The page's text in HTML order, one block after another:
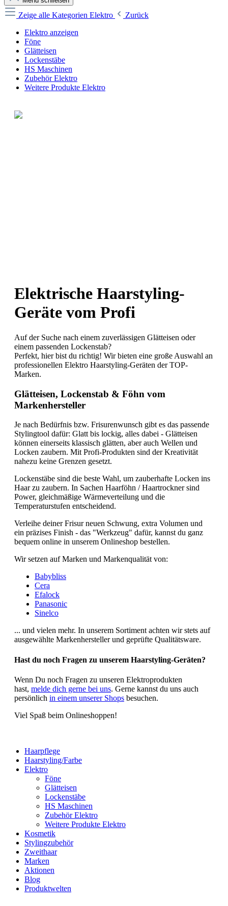
Zeige alle Kategorien Elektro
Zurück
Elektro anzeigen
Föne
Glätteisen
Lockenstäbe
HS Maschinen
Zubehör Elektro
Weitere Produkte Elektro
Elektrische Haarstyling-
Geräte vom Profi
Auf der Suche nach einem zuverlässigen Glätteisen oder
einem passenden Lockenstab?
Perfekt, hier bist du richtig! Wir bieten eine große Auswahl an
professionellen Elektro Haarstyling-Geräten der TOP-
Marken.
Glätteisen, Lockenstab & Föhn vom
Markenhersteller
Je nach Bedürfnis bzw. Frisurenwunsch gibt es das passende
Stylingtool dafür: Glatt bis lockig, alles dabei - Glätteisen
können einerseits klassisch glätten, aber auch Wellen und
Locken zaubern. Mit Profi-Produkten sind der Kreativität
nahezu keine Grenzen gesetzt.
Lockenstäbe sind die beste Wahl, um zauberhafte Locken ins
Haar zu zaubern. In Sachen Haarföhn / Haartrockner sind
Power, gleichmäßige Wärmeverteilung und die
Temperaturstufen entscheidend.
Verleihe deiner Frisur neuen Schwung, extra Volumen und
ein präzises Finish - das "Werkzeug" dafür, kannst du ganz
bequem online in unserem Onlineshop bestellen.
Wir setzen auf Marken und Markenqualität von:
Babybliss
Cera
Efalock
Panasonic
Sinelco
... und vielen mehr. In unserem Sortiment achten wir stets auf
ausgewählte Markenhersteller und geprüfte Qualitätsware.
Hast du noch Fragen zu unserem Haarstyling-Geräten?
Wenn Du noch Fragen zu unseren Elektroprodukten
hast, melde dich gerne bei uns. Gerne kannst du uns auch
persönlich in einem unserer Shops besuchen.
Viel Spaß beim Onlineshoppen!
Haarpflege
Haarstyling/Farbe
Elektro
Föne
Glätteisen
Lockenstäbe
HS Maschinen
Zubehör Elektro
Weitere Produkte Elektro
Kosmetik
Stylingzubehör
Zweithaar
Marken
Aktionen
Blog
Produktwelten